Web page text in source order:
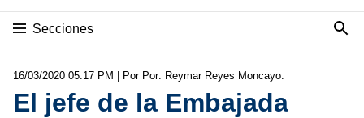
Secciones
16/03/2020 05:17 PM | Por Por: Reymar Reyes Moncayo.
El jefe de la Embajada